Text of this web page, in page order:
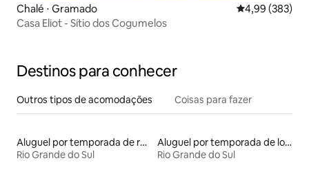
Chalé ⋅ Gramado 4,99 de uma
4,99 (383)
Casa Eliot - Sítio dos Cogumelos
Destinos para conhecer
Outros tipos de acomodações Coisas para fazer
Aluguel por temporada de ranchos
Rio Grande do Sul
Aluguel por temporada de lofts
Rio Grande do Sul